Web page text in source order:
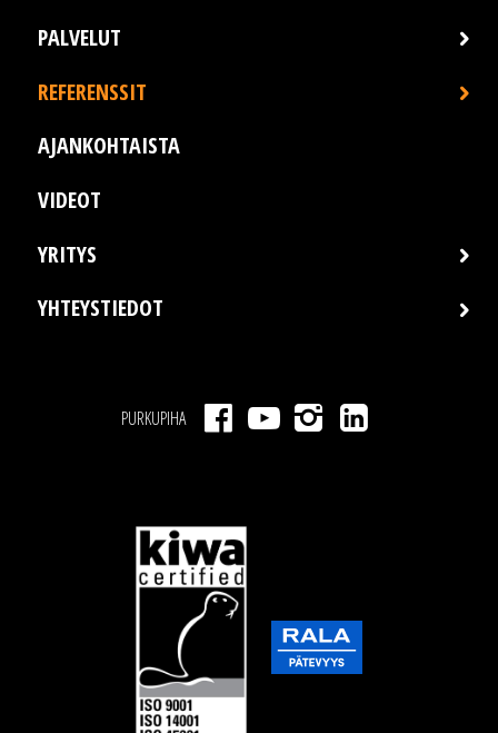
PALVELUT
REFERENSSIT
AJANKOHTAISTA
VIDEOT
YRITYS
YHTEYSTIEDOT
PURKUPIHA